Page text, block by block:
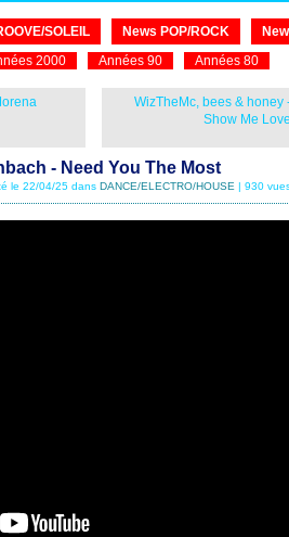
SOLEIL News POP/ROCK
2000 Années 90 Années 80
WizTheMc, bees & honey
Show Me Love
- Need You The Most
le 22/04/25 dans DANCE/ELECTRO/HOUSE | 930